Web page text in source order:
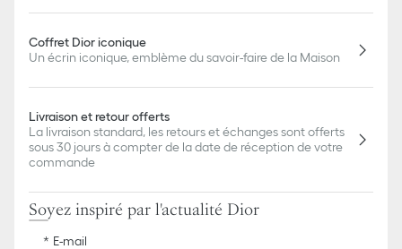
Coffret Dior iconique
Un écrin iconique, emblème du savoir-faire de la Maison
Livraison et retour offerts
La livraison standard, les retours et échanges sont offerts
sous 30 jours à compter de la date de réception de votre
commande
Soyez inspiré par l'actualité Dior
E-mail